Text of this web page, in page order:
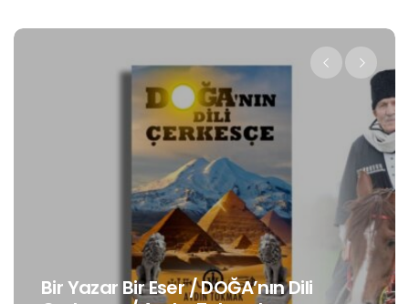
Bir Yazar Bir Eser / DOĞA’nın Dili